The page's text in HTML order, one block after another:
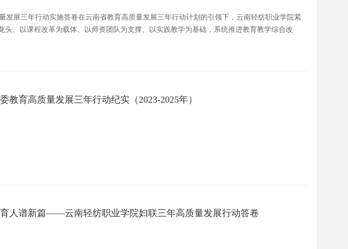
展三年行动实施答卷在云南省教育高质量发展三年行动计划的引领下，云南轻纺职业学院紧
头、以课程改革为载体、以师资团队为支撑、以实践教学为基础，系统推进教育教学综合改
教育高质量发展三年行动纪实（2023-2025年）
育人谱新篇——云南轻纺职业学院妇联三年高质量发展行动答卷